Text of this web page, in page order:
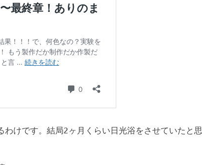
けです。結局2ヶ月くらい日光浴をさせていたと思